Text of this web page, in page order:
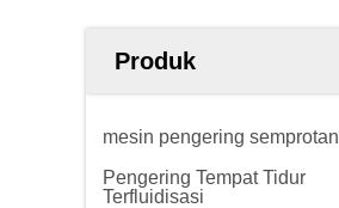
Produk
mesin pengering semprotan
Pengering Tempat Tidur
Terfluidisasi